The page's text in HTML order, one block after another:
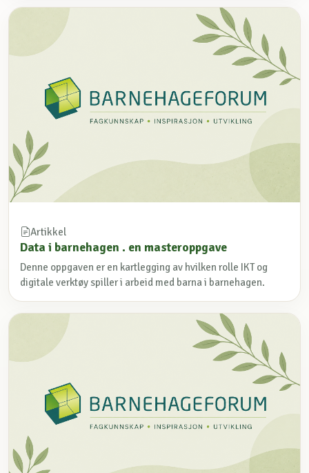
Artikkel
Data i barnehagen . en masteroppgave
Denne oppgaven er en kartlegging av hvilken rolle IKT og
digitale verktøy spiller i arbeid med barna i barnehagen.